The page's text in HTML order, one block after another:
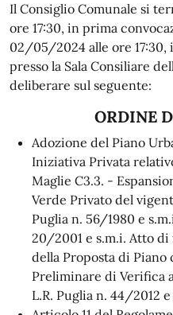
Il Consiglio Comunale si
ore 17:30, in prima
02/05/2024 alle ore 17:30,
presso la Sala Consiliare
deliberare sul seguente:
ORDINE
Adozione del Piano
Iniziativa Privata
Maglie C3.3. -
Verde Privato del
Puglia n. 56/1980 e
20/2001 e s.m.i. Atto di
della Proposta di
Preliminare di Verifica
L.R. Puglia n. 44/2012 e